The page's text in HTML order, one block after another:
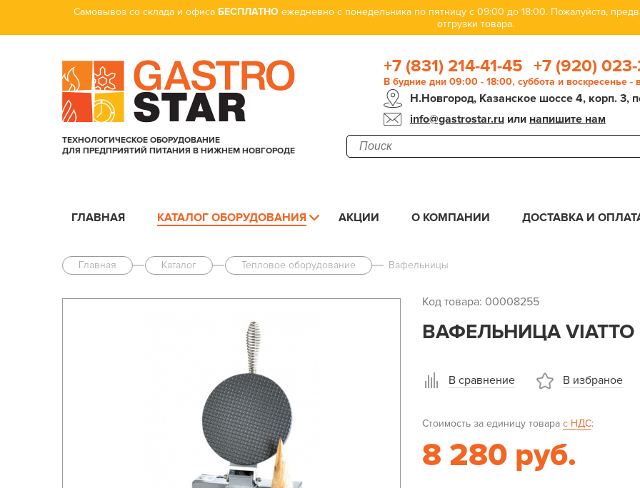
Самовывоз со склада и офиса БЕСПЛАТНО ежедневно с понедельника по пятницу с 09:00 до 18:00. Пожалуйста,
отгрузки товара.
ТЕХНОЛОГИЧЕСКОЕ ОБОРУДОВАНИЕ
ДЛЯ ПРЕДПРИЯТИЙ ПИТАНИЯ В НИЖНЕМ НОВГОРОДЕ
+7 (831) 214-41-45 +7 (920) 023-
В будние дни 09:00 - 18:00, суббота и воскресенье -
Н.Новгород, Казанское шоссе 4, корп. 3,
info@gastrostar.ruили напишите нам
ГЛАВНАЯ КАТАЛОГ ОБОРУДОВАНИЯ АКЦИИ О КОМПАНИИ ДОСТАВКА И
Главная Каталог Тепловое оборудование Вафельницы
Код товара: 00008255
ВАФЕЛЬНИЦА VIATTO
В сравнение В избраное
Стоимость за единицу товара с НДС:
8 280 руб.